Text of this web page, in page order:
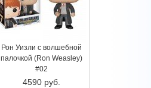
Рон Уизли с волшебной
палочкой (Ron Weasley)
#02
4590 руб.